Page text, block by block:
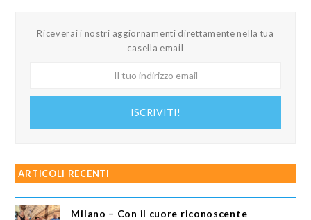
Riceverai i nostri aggiornamenti direttamente nella tua
casella email
ISCRIVITI!
ARTICOLI RECENTI
Milano – Con il cuore riconoscente